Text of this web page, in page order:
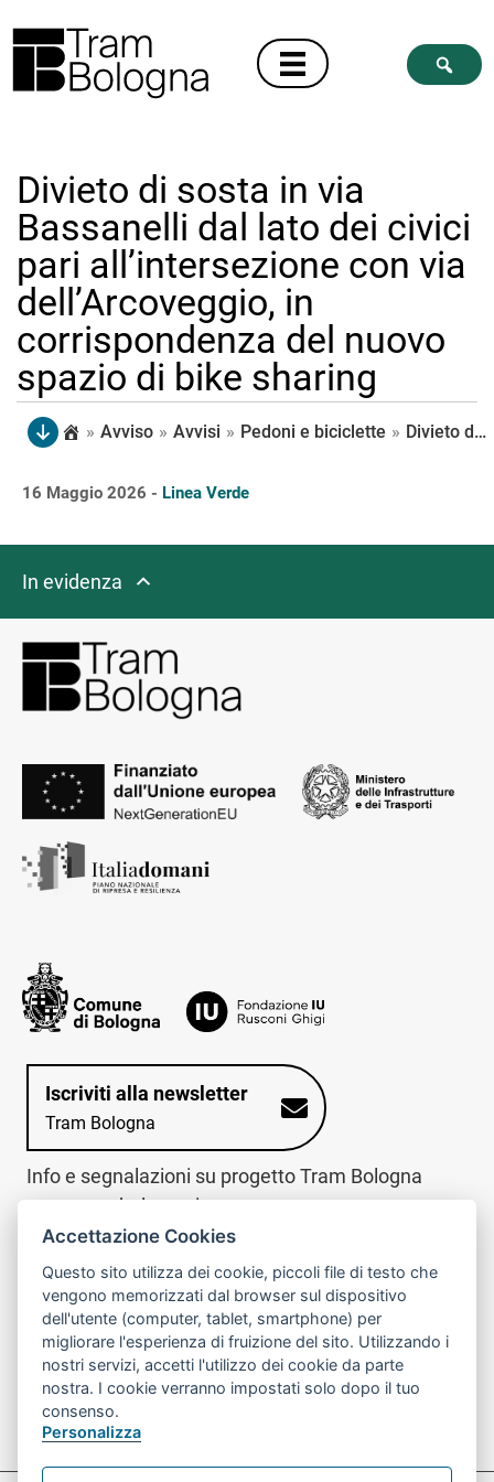
Divieto di sosta in via
Bassanelli dal lato dei civici
pari all’intersezione con via
dell’Arcoveggio, in
corrispondenza del nuovo
spazio di bike sharing
» Avviso » Avvisi » Pedoni e biciclette » Divieto di sosta in via Bassanelli dal lato dei civici pari all’intersezione con via dell’Arcoveggio, in corrispondenza del nuovo spazio di bike sharing
16 Maggio 2026 - Linea Verde
In evidenza
Iscriviti alla newsletter
Tram Bologna
Info e segnalazioni su progetto Tram Bologna
www.trambologna.it
trova infopoint sulla mappa interattiva
Trova l'infopoint
più vicino
telefona al call center
Chiama il call
center
800078611
Contatto cantiere per emergenze nei giorni festivi
o nelle ore notturne:366 65 36 063
Accettazione Cookies
Questo sito utilizza dei cookie, piccoli file di testo che
vengono memorizzati dal browser sul dispositivo
dell'utente (computer, tablet, smartphone) per
migliorare l'esperienza di fruizione del sito. Utilizzando i
nostri servizi, accetti l'utilizzo dei cookie da parte
nostra. I cookie verranno impostati solo dopo il tuo
consenso.
Personalizza